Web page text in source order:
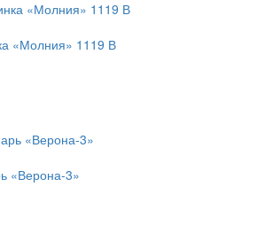
«Молния» 1119 В
«Верона-3»